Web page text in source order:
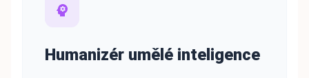
Humanizér umělé inteligence